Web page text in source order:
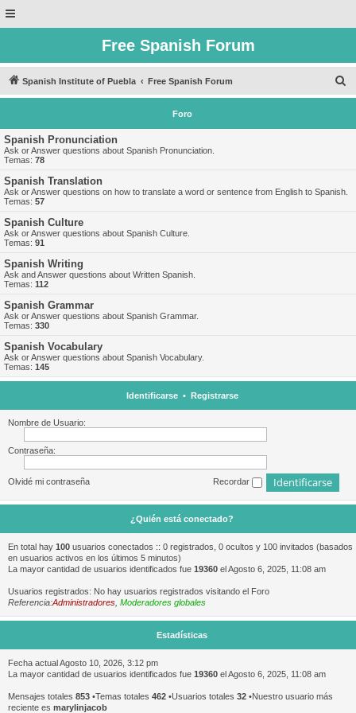
Free Spanish Forum
Spanish Institute of Puebla Free Spanish Forum
u
Foro
Spanish Pronunciation
Ask or Answer questions about Spanish Pronunciation.
Temas: 78
Spanish Translation
Ask or Answer questions on how to translate a word or sentence from English to Spanish.
Temas: 57
Spanish Culture
Ask or Answer questions about Spanish Culture.
Temas: 91
Spanish Writing
Ask and Answer questions about Written Spanish.
Temas: 112
Spanish Grammar
Ask or Answer questions about Spanish Grammar.
Temas: 330
Spanish Vocabulary
Ask or Answer questions about Spanish Vocabulary.
Temas: 145
Identificarse• Registrarse
Nombre de Usuario:
Contraseña:
Olvidé mi contraseña Recordar
¿Quién está conectado?
En total hay 100 usuarios conectados :: 0 registrados, 0 ocultos y 100 invitados (basados
en usuarios activos en los últimos 5 minutos)
La mayor cantidad de usuarios identificados fue 19360 el Agosto 6, 2025, 11:08 am
Usuarios registrados: No hay usuarios registrados visitando el Foro
Referencia:Administradores Moderadores globales
Estadísticas
Fecha actual Agosto 10, 2026, 3:12 pm
La mayor cantidad de usuarios identificados fue 19360 el Agosto 6, 2025, 11:08 am
Mensajes totales 853 •Temas totales 462 •Usuarios totales 32 •Nuestro usuario más
reciente es marylinjacob